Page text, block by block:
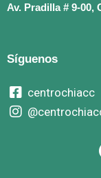
Av. Pradilla # 9-00,
Síguenos
centrochiacc